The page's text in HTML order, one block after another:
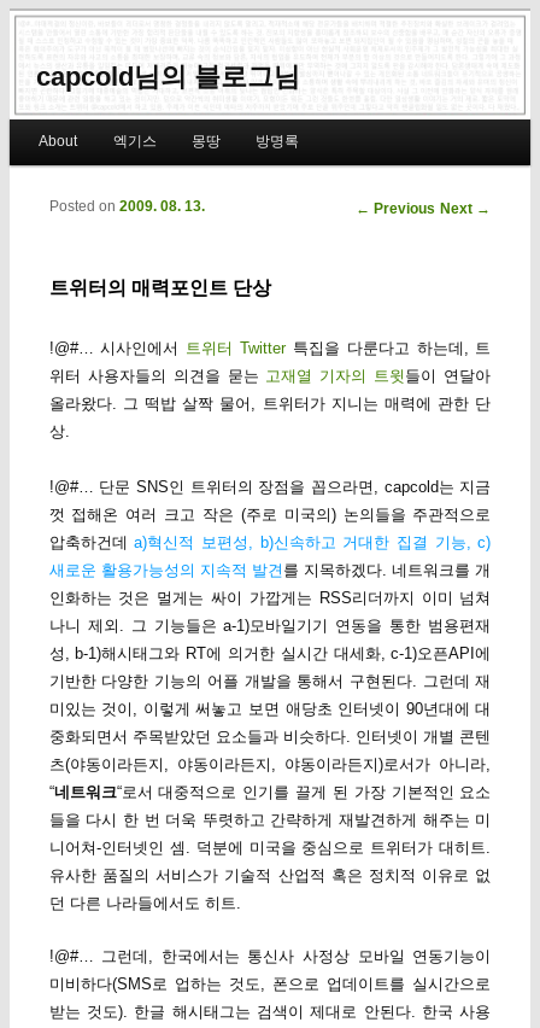
capcold님의 블로그님
Skip to primary content
Skip to secondary content
About 엑기스 몽땅 방명록
Post navigation
← Previous Next →
트위터의 매력포인트 단상
Posted on 2009. 08. 13.
!@#… 시사인에서 트위터 Twitter특집을 다룬다고 하는데, 트
위터 사용자들의 의견을 묻는 고재열 기자의 트윗 들이 연달아
올라왔다. 그 떡밥 살짝 물어, 트위터가 지니는 매력에 관한 단
상.
!@#… 단문 SNS인 트위터의 장점을 꼽으라면, capcold는 지금
껏 접해온 여러 크고 작은 (주로 미국의) 논의들을 주관적으로
압축하건데a)혁신적 보편성, b)신속하고 거대한 집결 기능, c)
새로운 활용가능성의 지속적 발견 를 지목하겠다. 네트워크를 개
인화하는 것은 멀게는 싸이 가깝게는 RSS리더까지 이미 넘쳐
나니 제외. 그 기능들은 a-1)모바일기기 연동을 통한 범용편재
성, b-1)해시태그와 RT에 의거한 실시간 대세화, c-1)오픈API에
기반한 다양한 기능의 어플 개발을 통해서 구현된다. 그런데 재
미있는 것이, 이렇게 써놓고 보면 애당초 인터넷이 90년대에 대
중화되면서 주목받았던 요소들과 비슷하다. 인터넷이 개별 콘텐
츠(야동이라든지, 야동이라든지, 야동이라든지)로서가 아니라,
“네트워크“로서 대중적으로 인기를 끌게 된 가장 기본적인 요소
들을 다시 한 번 더욱 뚜렷하고 간략하게 재발견하게 해주는 미
니어쳐-인터넷인 셈. 덕분에 미국을 중심으로 트위터가 대히트.
유사한 품질의 서비스가 기술적 산업적 혹은 정치적 이유로 없
던 다른 나라들에서도 히트.
!@#… 그런데, 한국에서는 통신사 사정상 모바일 연동기능이
미비하다(SMS로 업하는 것도, 폰으로 업데이트를 실시간으로
받는 것도). 한글 해시태그는 검색이 제대로 안된다. 한국 사용